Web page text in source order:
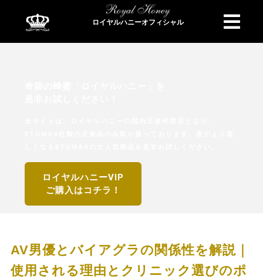
ロイヤルハニーオフィシャル
ロイヤルハニーVIP
ご購入はコチラ！
AV男優とバイアグラの関係性を解説｜
使用される理由とクリニック選びのポ